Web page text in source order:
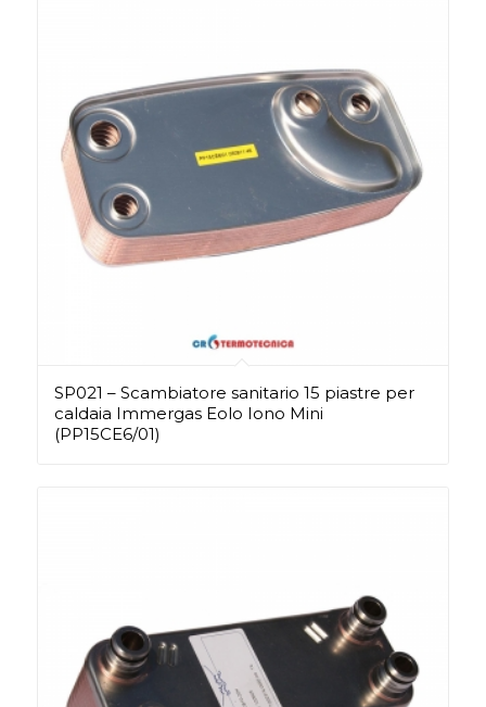
SP021 – Scambiatore sanitario 15 piastre per
caldaia Immergas Eolo Iono Mini
(PP15CE6/01)